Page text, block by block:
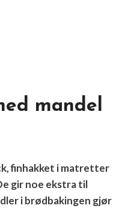
mandel
finhakket i matretter
gir noe ekstra til
i brødbakingen gjør